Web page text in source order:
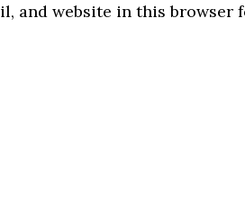
and website in this